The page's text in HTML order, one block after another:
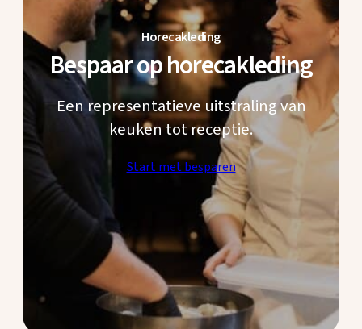
Horecakleding
Bespaar op horecakleding
Een representatieve uitstraling van
keuken tot receptie.
Start met besparen